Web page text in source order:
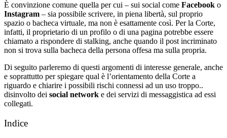
È convinzione comune quella per cui – sui social come Facebook o
Instagram – sia possibile scrivere, in piena libertà, sul proprio
spazio o bacheca virtuale, ma non è esattamente così. Per la Corte,
infatti, il proprietario di un profilo o di una pagina potrebbe essere
chiamato a rispondere di stalking, anche quando il post incriminato
non si trova sulla bacheca della persona offesa ma sulla propria.
Di seguito parleremo di questi argomenti di interesse generale, anche
e soprattutto per spiegare qual è l’orientamento della Corte a
riguardo e chiarire i possibili rischi connessi ad un uso troppo..
disinvolto dei social network e dei servizi di messaggistica ad essi
collegati.
Indice